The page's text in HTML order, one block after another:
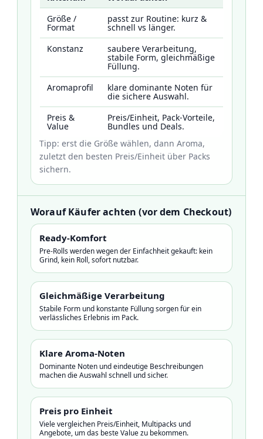
Größe /
Format
passt zur Routine: kurz &
schnell vs länger.
Konstanz
saubere Verarbeitung,
stabile Form, gleichmäßige
Füllung.
Aromaprofil
klare dominante Noten für
die sichere Auswahl.
Preis &
Value
Preis/Einheit, Pack-Vorteile,
Bundles und Deals.
Tipp: erst die Größe wählen, dann Aroma,
zuletzt den besten Preis/Einheit über Packs
sichern.
Worauf Käufer achten (vor dem Checkout)
Ready-Komfort
Pre-Rolls werden wegen der Einfachheit gekauft: kein
Grind, kein Roll, sofort nutzbar.
Gleichmäßige Verarbeitung
Stabile Form und konstante Füllung sorgen für ein
verlässliches Erlebnis im Pack.
Klare Aroma-Noten
Dominante Noten und eindeutige Beschreibungen
machen die Auswahl schnell und sicher.
Preis pro Einheit
Viele vergleichen Preis/Einheit, Multipacks und
Angebote, um das beste Value zu bekommen.